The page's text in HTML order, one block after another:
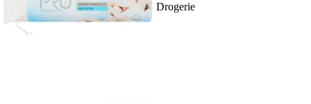
Drogerie